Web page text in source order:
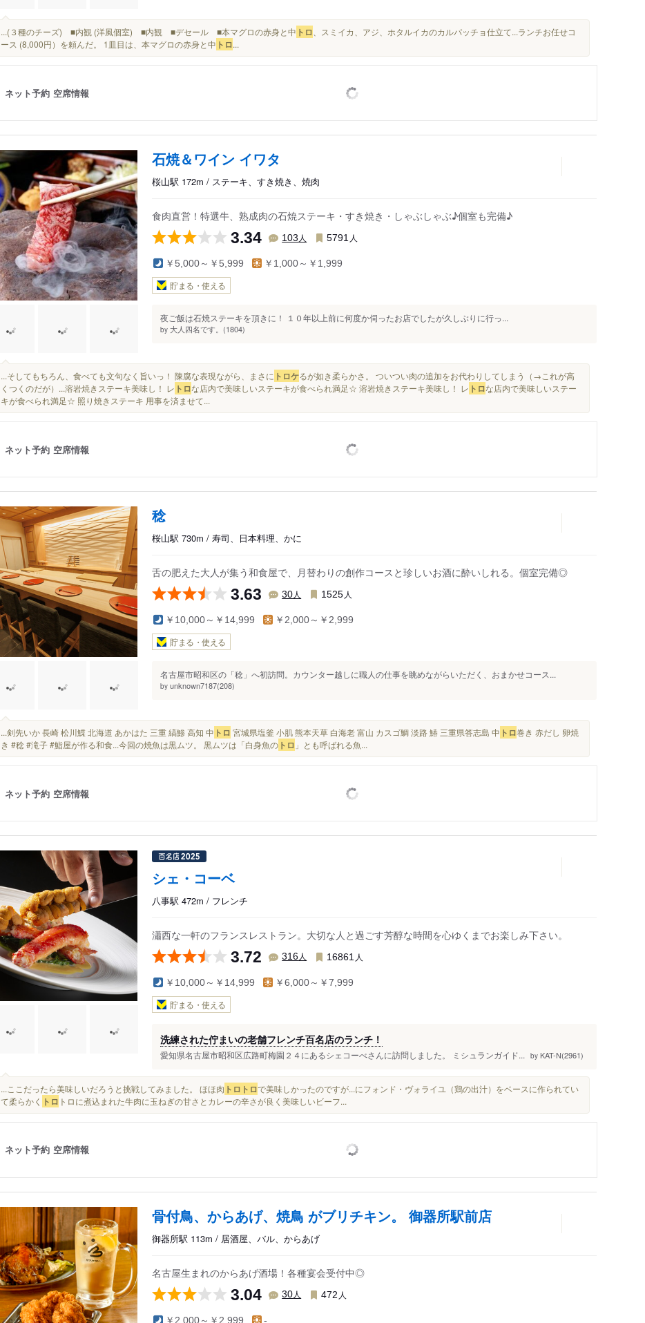
...(３種のチーズ) ■内観 (洋風個室) ■内観 ■デセール ■本マグロの赤身と中 トロ 、スミイカ、アジ、ホタルイカのカルパッチョ仕立て...ランチお任せコ
ース (8,000円）を頼んだ。 1皿目は、本マグロの赤身と中 トロ...
ネット予約 空席情報
石焼＆ワイン イワタ
桜山駅 172m / ステーキ、すき焼き、焼肉
食肉直営！特選牛、熟成肉の石焼ステーキ・すき焼き・しゃぶしゃぶ♪個室も完備♪
3.34 103 人 5791 人
￥5,000～￥5,999 ￥1,000～￥1,999
貯まる・使える
夜ご飯は石焼ステーキを頂きに！ １０年以上前に何度か伺ったお店でしたが久しぶりに行っ...
by 大人四名です。(1804)
...そしてもちろん、食べても文句なく旨いっ！ 陳腐な表現ながら、まさに トロケるが如き柔らかさ。 ついつい肉の追加をお代わりしてしまう（→これが高
くつくのだが）...溶岩焼きステーキ美味し！ レ トロな店内で美味しいステーキが食べられ満足☆ 溶岩焼きステーキ美味し！ レ トロな店内で美味しいステー
キが食べられ満足☆ 照り焼きステーキ 用事を済ませて...
ネット予約 空席情報
稔
桜山駅 730m / 寿司、日本料理、かに
舌の肥えた大人が集う和食屋で、月替わりの創作コースと珍しいお酒に酔いしれる。個室完備◎
3.63 30人 1525 人
￥10,000～￥14,999 ￥2,000～￥2,999
貯まる・使える
名古屋市昭和区の「稔」へ初訪問。カウンター越しに職人の仕事を眺めながらいただく、おまかせコース...
by unknown7187(208)
...剣先いか 長崎 松川鰈 北海道 あかはた 三重 縞鯵 高知 中 トロ 宮城県塩釜 小肌 熊本天草 白海老 富山 カスゴ鯛 淡路 鰆 三重県答志島 中 トロ巻き 赤だし 卵焼
き #稔 #滝子 #鮨屋が作る和食...今回の焼魚は黒ムツ。 黒ムツは「白身魚の トロ 」とも呼ばれる魚...
ネット予約 空席情報
シェ・コーベ
八事駅 472m / フレンチ
瀟西な一軒のフランスレストラン。大切な人と過ごす芳醇な時間を心ゆくまでお楽しみ下さい。
3.72 316人 16861 人
￥10,000～￥14,999 ￥6,000～￥7,999
貯まる・使える
洗練された佇まいの老舗フレンチ百名店のランチ！
愛知県名古屋市昭和区広路町梅園２４にあるシェコーべさんに訪問しました。 ミシュランガイド... by KAT-N(2961)
...ここだったら美味しいだろうと挑戦してみました。 ほほ肉 トロ トロで美味しかったのですが...にフォンド・ヴォライユ（鶏の出汁）をベースに作られてい
て柔らかく トロ トロに煮込まれた牛肉に玉ねぎの甘さとカレーの辛さが良く美味しいビーフ...
ネット予約 空席情報
骨付鳥、からあげ、焼鳥 がブリチキン。 御器所駅前店
御器所駅 113m / 居酒屋、バル、からあげ
名古屋生まれのからあげ酒場！各種宴会受付中◎
3.04 30人 472 人
￥2,000～￥2,999 -